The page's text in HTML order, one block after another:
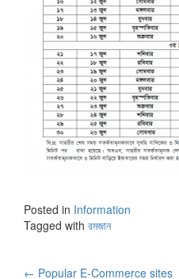
Posted in Information
Tagged with রমজান
← Popular E-Commerce sites